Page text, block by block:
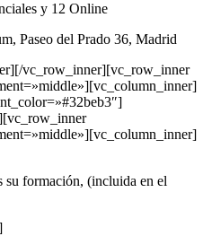
y 12 Online
Paseo del Prado 36, Madrid
vc_row_inner][vc_row_inner
su formación, (incluida en el